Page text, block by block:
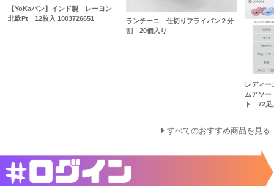
【YoKaパン】インド製 レーヨン
北欧Pt 12枚入 1003726651
ランチーニ 仕切りフライパン２分
割 20個入り
レディ
ムアソ
ト 72足
すべてのおすすめ商品を見る